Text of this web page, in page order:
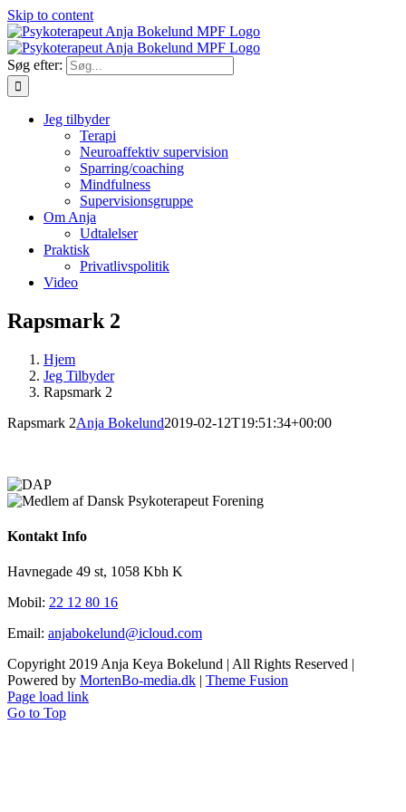
Skip to content
Søg efter:
Jeg tilbyder
Terapi
Neuroaffektiv supervision
Sparring/coaching
Mindfulness
Supervisionsgruppe
Om Anja
Udtalelser
Praktisk
Privatlivspolitik
Video
Rapsmark 2
Hjem
Jeg Tilbyder
Rapsmark 2
Rapsmark 2Anja Bokelund2019-02-12T19:51:34+00:00
Kontakt Info
Havnegade 49 st, 1058 Kbh K
Mobil: 22 12 80 16
Email: anjabokelund@icloud.com
Copyright 2019 Anja Keya Bokelund | All Rights Reserved |
Powered by MortenBo-media.dk | Theme Fusion
Page load link
Go to Top